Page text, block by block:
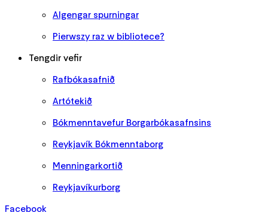
Algengar spurningar
Pierwszy raz w bibliotece?
Tengdir vefir
Rafbókasafnið
Artótekið
Bókmenntavefur Borgarbókasafnsins
Reykjavík Bókmenntaborg
Menningarkortið
Reykjavíkurborg
Facebook